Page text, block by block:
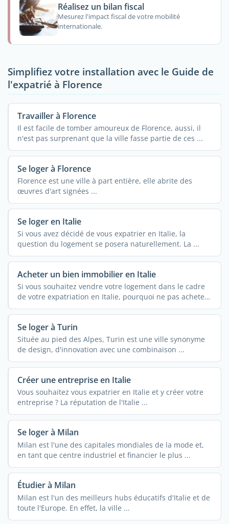
Réalisez un bilan fiscal
Mesurez l'impact fiscal de votre mobilité
internationale.
Simplifiez votre installation avec le Guide de
l'expatrié à Florence
Travailler à Florence
Il est facile de tomber amoureux de Florence, aussi, il
n'est pas surprenant que la ville fasse partie de ces ...
Se loger à Florence
Florence est une ville à part entière, elle abrite des
œuvres d'art signées ...
Se loger en Italie
Si vous avez décidé de vous expatrier en Italie, la
question du logement se posera naturellement. La ...
Acheter un bien immobilier en Italie
Si vous souhaitez vendre votre logement dans le cadre
de votre expatriation en Italie, pourquoi ne pas acheter
de ...
Se loger à Turin
Située au pied des Alpes, Turin est une ville synonyme
de design, d'innovation avec une combinaison ...
Créer une entreprise en Italie
Vous souhaitez vous expatrier en Italie et y créer votre
entreprise ? La réputation de l'Italie ...
Se loger à Milan
Milan est l'une des capitales mondiales de la mode et,
en tant que centre industriel et financier le plus ...
Étudier à Milan
Milan est l'un des meilleurs hubs éducatifs d'Italie et de
toute l'Europe. En effet, la ville ...